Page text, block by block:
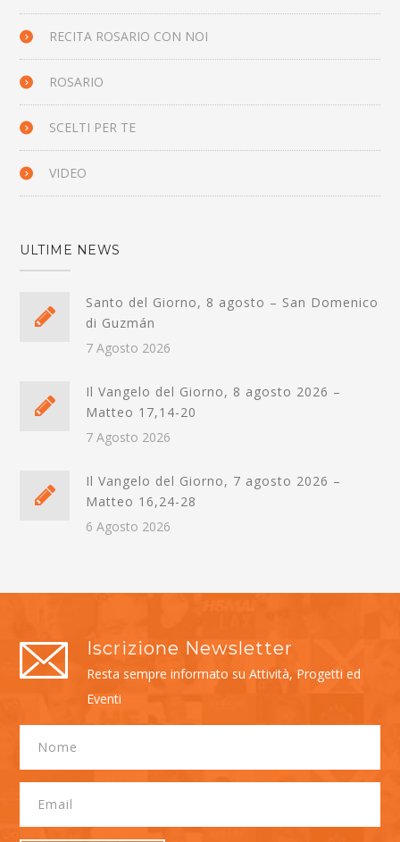
RECITA ROSARIO CON NOI
ROSARIO
SCELTI PER TE
VIDEO
ULTIME NEWS
Santo del Giorno, 8 agosto – San Domenico
di Guzmán
7 Agosto 2026
Il Vangelo del Giorno, 8 agosto 2026 –
Matteo 17,14-20
7 Agosto 2026
Il Vangelo del Giorno, 7 agosto 2026 –
Matteo 16,24-28
6 Agosto 2026
Iscrizione Newsletter
Resta sempre informato su Attività, Progetti ed
Eventi